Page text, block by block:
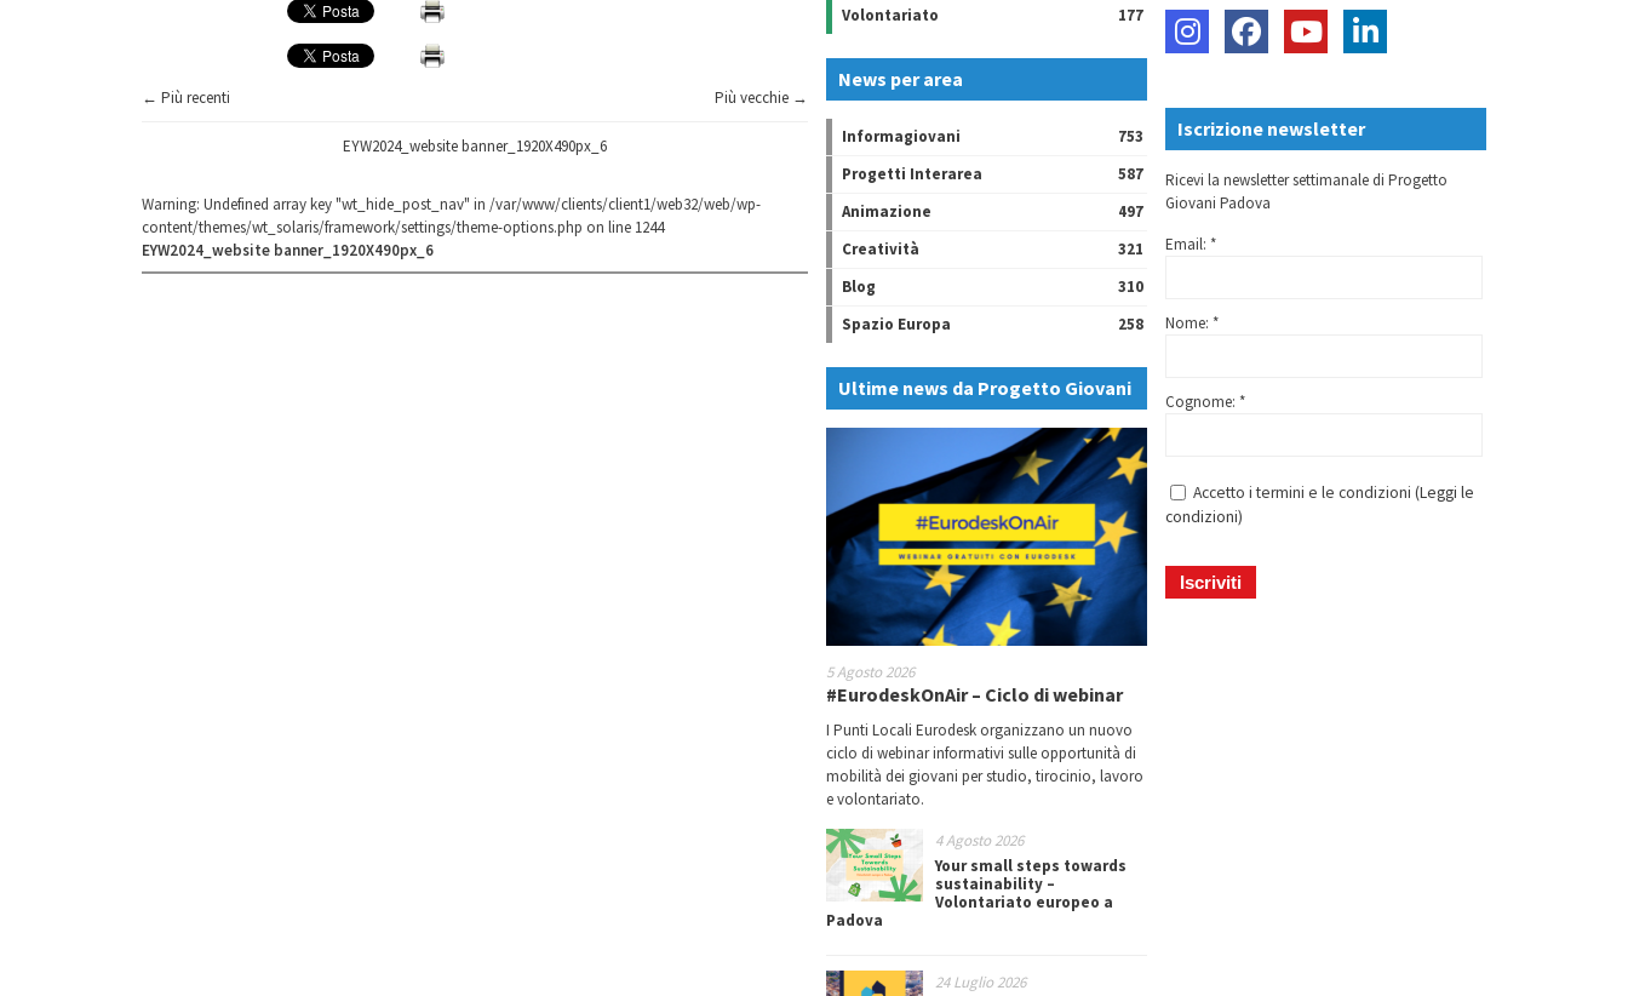
← Più recenti Più vecchie →
EYW2024_website banner_1920X490px_6
Warning: Undefined array key "wt_hide_post_nav" in /var/www/clients/client1/web32/web/wp-
content/themes/wt_solaris/framework/settings/theme-options.php on line 1244
EYW2024_website banner_1920X490px_6
Volontariato
177
News per area
Informagiovani
753
Progetti Interarea
587
Animazione
497
Creatività
321
Blog
310
Spazio Europa
258
Ultime news da Progetto Giovani
5 Agosto 2026
#EurodeskOnAir – Ciclo di webinar
I Punti Locali Eurodesk organizzano un nuovo
ciclo di webinar informativi sulle opportunità di
mobilità dei giovani per studio, tirocinio, lavoro
e volontariato.
4 Agosto 2026
Your small steps towards
sustainability –
Volontariato europeo a
Padova
24 Luglio 2026
Iscrizione newsletter
Ricevi la newsletter settimanale di Progetto
Giovani Padova
Email: *
Nome: *
Cognome: *
Accetto i termini e le condizioni (Leggi le
condizioni)